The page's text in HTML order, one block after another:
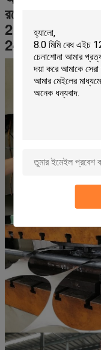
রয়েছে,
2 স্বয়ংক্রিয়
24 ঘন্টা অবিরাম